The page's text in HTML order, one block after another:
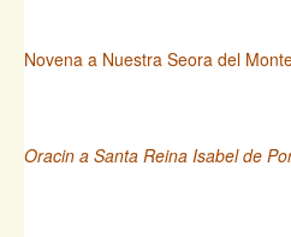
Novena a Nuestra Seora del
Oracin a Santa Reina Isabel de